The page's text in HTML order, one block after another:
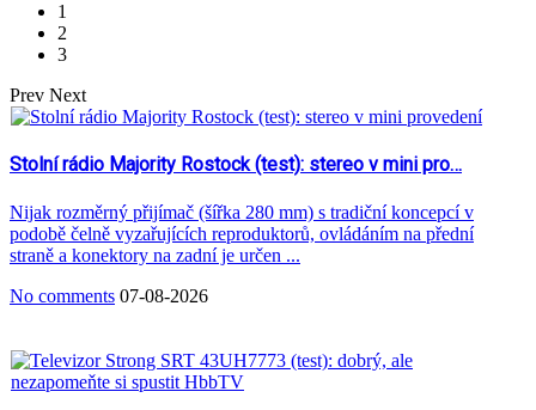
1
2
3
Prev Next
Stolní rádio Majority Rostock (test): stereo v mini pro…
Nijak rozměrný přijímač (šířka 280 mm) s tradiční koncepcí v
podobě čelně vyzařujících reproduktorů, ovládáním na přední
straně a konektory na zadní je určen ...
No comments 07-08-2026